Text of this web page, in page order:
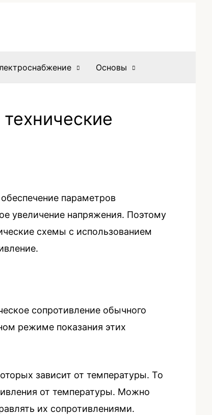
Основы
параметров
увеличение напряжения. Поэтому
схемы с использованием
сопротивление обычного
режиме показания этих
зависит от температуры. То
от температуры. Можно
их сопротивлениями.